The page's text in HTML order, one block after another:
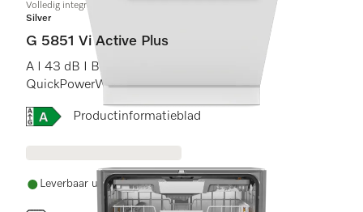
Volledig integreerbare vaatwassers
Silver
G 5851 Vi Active Plus
A I 43 dB I Bestekkorf I Comfort rekken I
QuickPowerWash I AutoOpen
Online Label Flag, Energielabel
Productinformatieblad
Leverbaar uit voorraad met gratis levering